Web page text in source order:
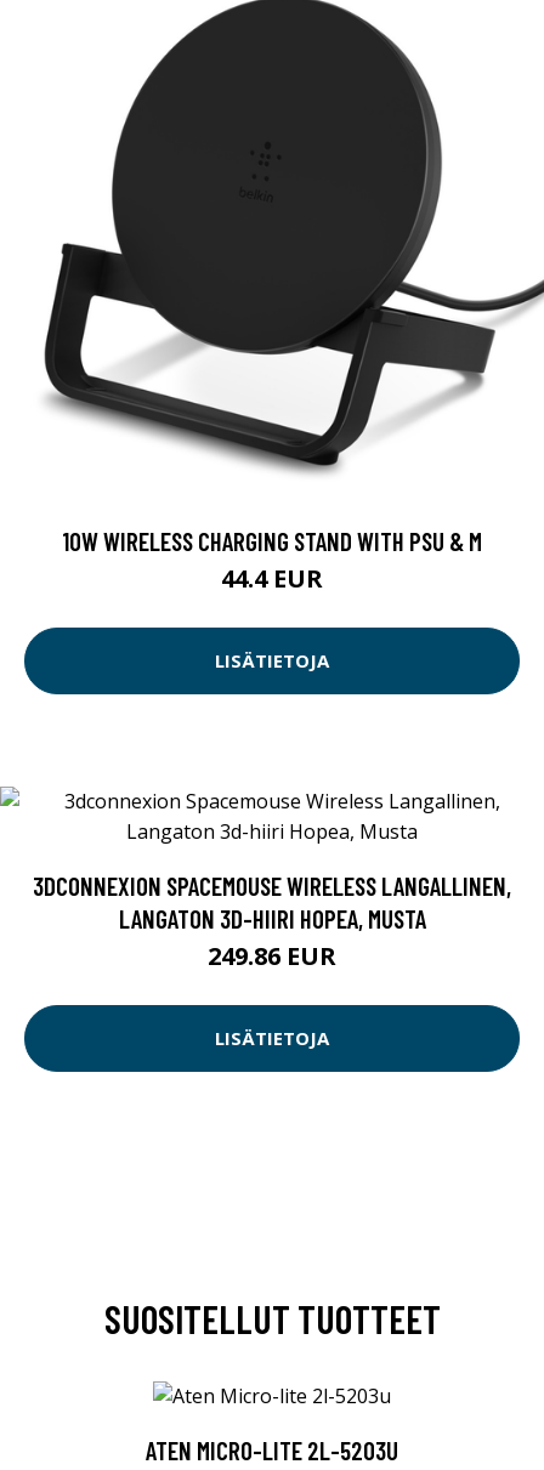
10W WIRELESS CHARGING STAND WITH PSU & M
44.4 EUR
LISÄTIETOJA
3DCONNEXION SPACEMOUSE WIRELESS LANGALLINEN,
LANGATON 3D-HIIRI HOPEA, MUSTA
249.86 EUR
LISÄTIETOJA
SUOSITELLUT TUOTTEET
ATEN MICRO-LITE 2L-5203U